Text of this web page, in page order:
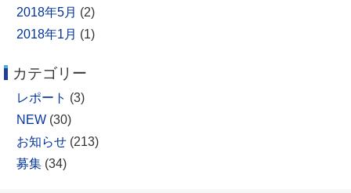
2018年5月 (2)
2018年1月 (1)
カテゴリー
レポート (3)
NEW (30)
お知らせ (213)
募集 (34)